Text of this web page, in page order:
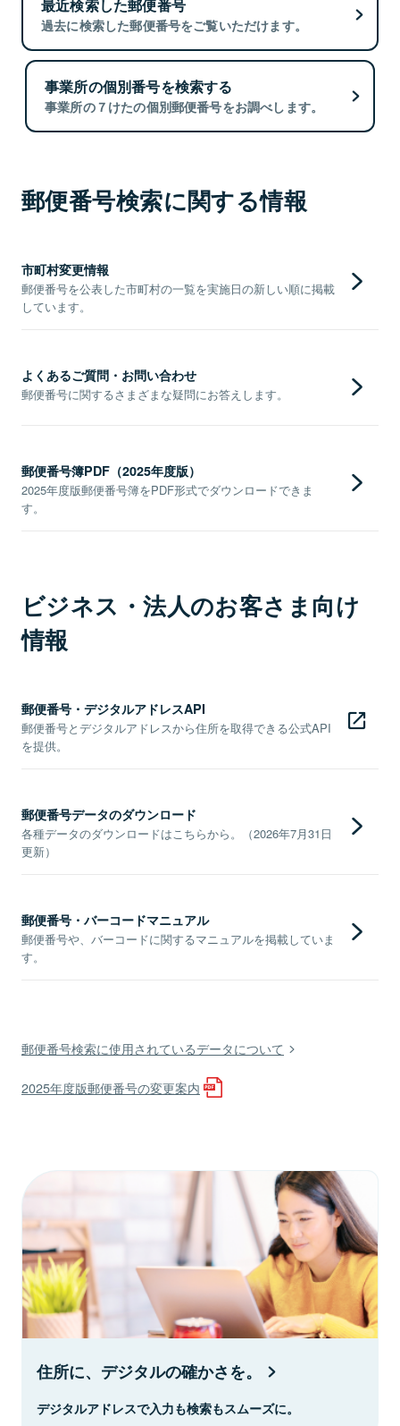
最近検索した郵便番号
過去に検索した郵便番号をご覧いただけます。
事業所の個別番号を検索する
事業所の７けたの個別郵便番号をお調べします。
郵便番号検索に関する情報
市町村変更情報
郵便番号を公表した市町村の一覧を実施日の新しい順に掲載
しています。
よくあるご質問・お問い合わせ
郵便番号に関するさまざまな疑問にお答えします。
郵便番号簿PDF（2025年度版）
2025年度版郵便番号簿をPDF形式でダウンロードできま
す。
ビジネス・法人のお客さま向け
情報
郵便番号・デジタルアドレスAPI
郵便番号とデジタルアドレスから住所を取得できる公式API
を提供。
郵便番号データのダウンロード
各種データのダウンロードはこちらから。（2026年7月31日
更新）
郵便番号・バーコードマニュアル
郵便番号や、バーコードに関するマニュアルを掲載していま
す。
郵便番号検索に使用されているデータについて
2025年度版郵便番号の変更案内
住所に、デジタルの確かさを。
デジタルアドレスで入力も検索もスムーズに。